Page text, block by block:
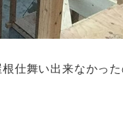
仕舞い出来なかっ